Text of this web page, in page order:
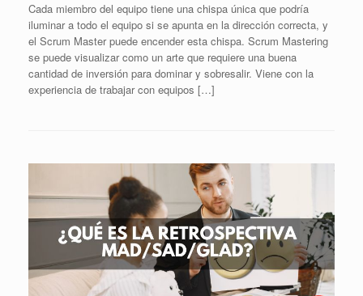
Cada miembro del equipo tiene una chispa única que podría
iluminar a todo el equipo si se apunta en la dirección correcta, y
el Scrum Master puede encender esta chispa. Scrum Mastering
se puede visualizar como un arte que requiere una buena
cantidad de inversión para dominar y sobresalir. Viene con la
experiencia de trabajar con equipos […]